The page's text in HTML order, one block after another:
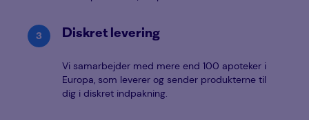
Diskret levering
Vi samarbejder med mere end 100 apoteker i
Europa, som leverer og sender produkterne til
dig i diskret indpakning.